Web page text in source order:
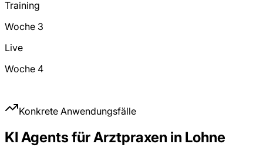
Training
Woche 3
Live
Woche 4
Konkrete Anwendungsfälle
KI Agents für Arztpraxen in Lohne